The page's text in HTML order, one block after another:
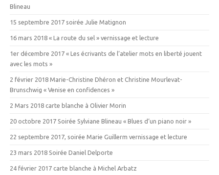
Blineau
15 septembre 2017 soirée Julie Matignon
16 mars 2018 « La route du sel » vernissage et lecture
1er décembre 2017 « Les écrivants de l’atelier mots en liberté jouent
avec les mots »
2 février 2018 Marie-Christine Dhéron et Christine Mourlevat-
Brunschwig « Venise en confidences »
2 Mars 2018 carte blanche à Olivier Morin
20 octobre 2017 Soirée Sylviane Blineau « Blues d’un piano noir »
22 septembre 2017, soirée Marie Guillerm vernissage et lecture
23 mars 2018 Soirée Daniel Delporte
24 février 2017 carte blanche à Michel Arbatz